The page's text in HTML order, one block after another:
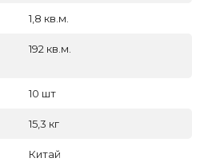
1,8 кв.м.
192 кв.м.
10 шт
15,3 кг
Китай